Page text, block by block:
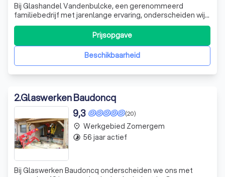
Bij Glashandel Vandenbulcke, een gerenommeerd
familiebedrijf met jarenlange ervaring, onderscheiden wij
ons door onze ongeëvenaarde kwaliteit, vakmanschap en
uitstekende klantenservice. Met onze vestigingen in
Knokke en Brugge staan wij klaar om elke
glasgerelateerde uitdaging aan te gaan. Of het nu
Beschikbaarheid
Prijsopgave
2.Glaswerken Baudoncq
(20)
9,3
Bij Glaswerken Baudoncq onderscheiden we ons met
place Werkgebied Zomergem
timelapse 56 jaar actief